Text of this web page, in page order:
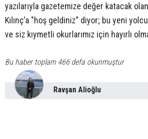
yazılarıyla gazetemize değer katacak
Kılınç’a "hoş geldiniz" diyor; bu yeni
ve siz kıymetli okurlarımız için hayırlı
Bu haber toplam 466 defa okunmuştur
Ravşan Alioğlu